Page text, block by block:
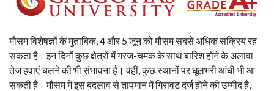
मौसम विशेषज्ञों के मुताबिक, 4 और 5 जून को मौसम सबसे अधिक सक्रिय रह
सकता है। इन दिनों कुछ क्षेत्रों में गरज-चमक के साथ बारिश होने के अलावा
तेज हवाएं चलने की भी संभावना है। वहीं, कुछ स्थानों पर धूलभरी आंधी भी आ
सकती है। मौसम में इस बदलाव से तापमान में गिरावट दर्ज होने की उम्मीद है,